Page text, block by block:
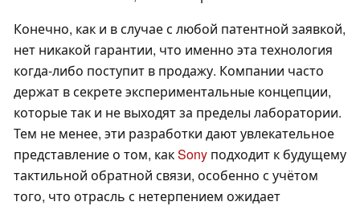
Конечно, как и в случае с любой патентной заявкой,
нет никакой гарантии, что именно эта технология
когда-либо поступит в продажу. Компании часто
держат в секрете экспериментальные концепции,
которые так и не выходят за пределы лаборатории.
Тем не менее, эти разработки дают увлекательное
представление о том, какSony подходит к будущему
тактильной обратной связи, особенно с учётом
того, что отрасль с нетерпением ожидает